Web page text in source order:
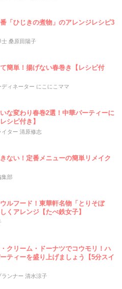
「ひじきの煮物」のアレンジレシピ3
桑原田陽子
簡単！揚げない春巻き【レシピ付
ディネーター にこにこママ
な変わり春巻2選！中華パーティーに
シピ付き】
イター 清原修志
ない！定番メニューの簡単リメイク
集部
ルフード！東華軒名物「とりそぼ
くアレンジ【たべ鉄女子】
クリーム・ドーナツでコウモリ！ハ
ティーを盛り上げましょう【5分スイ
ンナー 清水涼子